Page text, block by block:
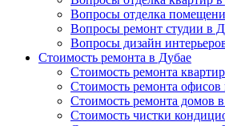
Вопросы отделка
Вопросы ремонт студии в
Вопросы дизайн
Стоимость ремонта в Дубае
Стоимость ремонта
Стоимость ремонта офисов
Стоимость ремонта домов
Стоимость чистки